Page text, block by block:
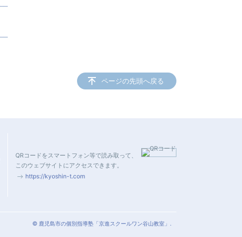
ページの先頭へ戻る
QRコードをスマートフォン等で読み取って、
このウェブサイトにアクセスできます。
https://kyoshin-t.com
© 鹿児島市の個別指導塾「京進スクールワン谷山教室」.